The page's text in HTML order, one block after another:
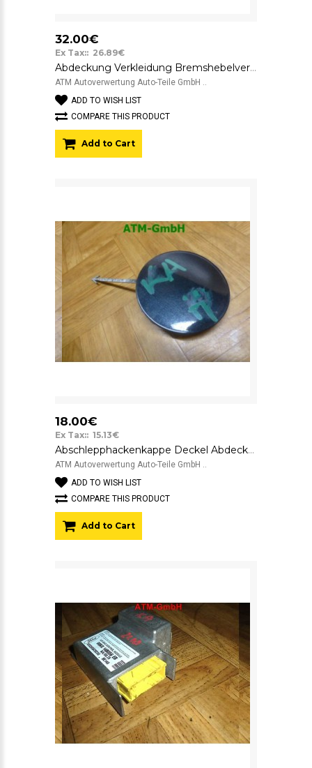
32.00€
Ex Tax:: 26.89€
Abdeckung Verkleidung Bremshebelverkleidung Ford KA 735433909 plastal C528
ATM Autoverwertung Auto-Teile GmbH ..
ADD TO WISH LIST
COMPARE THIS PRODUCT
Add to Cart
18.00€
Ex Tax:: 15.13€
Abschlepphackenkappe Deckel Abdeckung Ford KA hinten XS5117D781BEW
ATM Autoverwertung Auto-Teile GmbH ..
ADD TO WISH LIST
COMPARE THIS PRODUCT
Add to Cart